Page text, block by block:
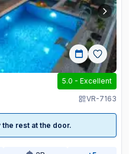
5.0 - Excellent
VR-7163
the rest at the door.